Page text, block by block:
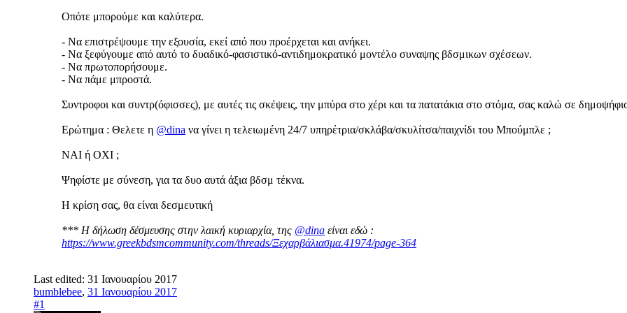
Οπότε μπορούμε και καλύτερα.
- Να επιστρέψουμε την εξουσία, εκεί από που προέρχεται και ανήκει.
- Να ξεφύγουμε από αυτό το δυαδικό-φασιστικό-αντιδημοκρατικό μοντέλο συναψης βδσμικων σχέσεων.
- Να πρωτοπορήσουμε.
- Να πάμε μπροστά.
Συντροφοι και συντρ(όφισσες), με αυτές τις σκέψεις, την μπύρα στο χέρι και τα πατατάκια στο στόμα, σας καλώ σε
Ερώτημα : Θελετε η @dina να γίνει η τελειωμένη 24/7 υπηρέτρια/σκλάβα/σκυλίτσα/παιχνίδι του Μπούμπλε ;
ΝΑΙ ή ΟΧΙ ;
Ψηφίστε με σύνεση, για τα δυο αυτά άξια βδσμ τέκνα.
Η κρίση σας, θα είναι δεσμευτική
*** Η δήλωση δέσμευσης στην λαική κυριαρχία, της @dina είναι εδώ :
https://www.greekbdsmcommunity.com/threads/Ξεχαρβάλιασμα.41974/page-364
Last edited: 31 Ιανουαρίου 2017
bumblebee, 31 Ιανουαρίου 2017
#1